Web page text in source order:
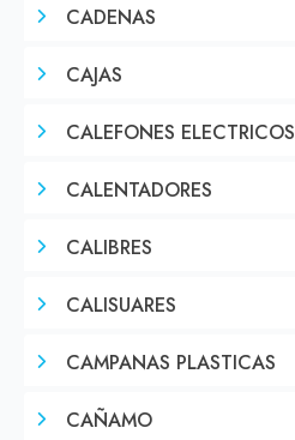
CADENAS
CAJAS
CALEFONES ELECTRICOS
CALENTADORES
CALIBRES
CALISUARES
CAMPANAS PLASTICAS
CAÑAMO